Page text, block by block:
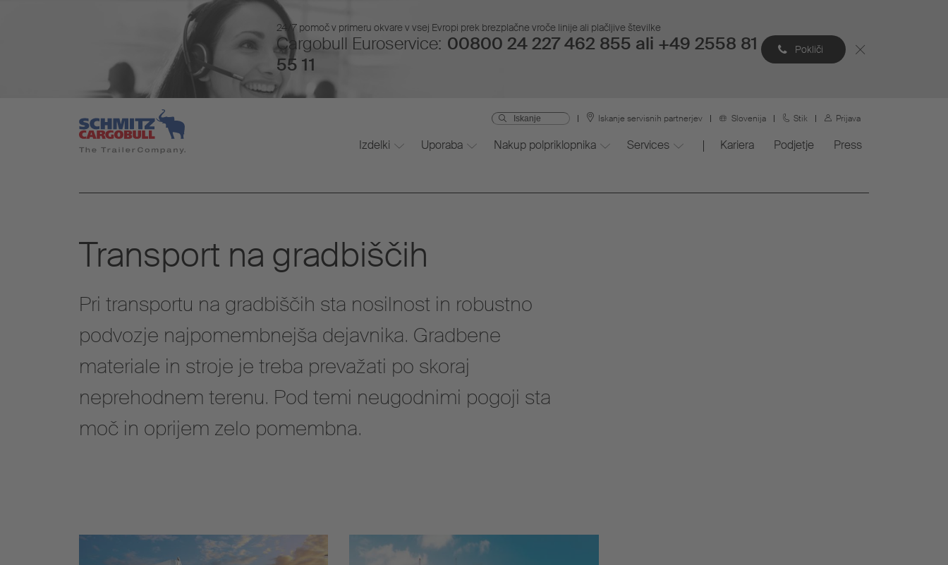
24/7 pomoč v primeru okvare v vsej Evropi prek brezplačne vroče linije ali plačljive številke
Cargobull Euroservice: 00800 24 227 462 855 ali +49 2558 81
55 11
Pokliči
Iskanje servisnih partnerjev Slovenija Stik Prijava
Izdelki Uporaba Nakup polpriklopnika Services Kariera Podjetje Press
Transport na gradbiščih
Pri transportu na gradbiščih sta nosilnost in robustno
podvozje najpomembnejša dejavnika. Gradbene
materiale in stroje je treba prevažati po skoraj
neprehodnem terenu. Pod temi neugodnimi pogoji sta
moč in oprijem zelo pomembna.